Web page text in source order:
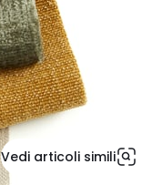
Vedi articoli simili